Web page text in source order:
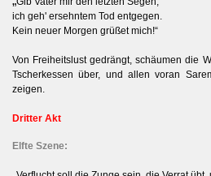
ich geh' ersehntem Tod entgegen.
Kein neuer Morgen grüßet mich!“
Von Freiheitslust gedrängt, schäumen die
Tscherkessen über, und allen voran
zeigen.
Dritter Akt
Elfte Szene: